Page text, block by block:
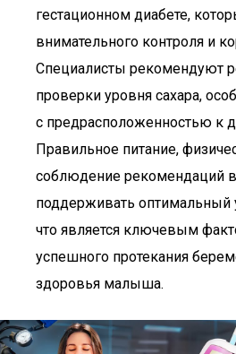
гестационном диабете,
внимательного контроля и
Специалисты рекомендуют
проверки уровня сахара,
с предрасположенностью к
Правильное питание,
соблюдение рекомендаций
поддерживать
что является ключевым
успешного протекания
здоровья малыша.